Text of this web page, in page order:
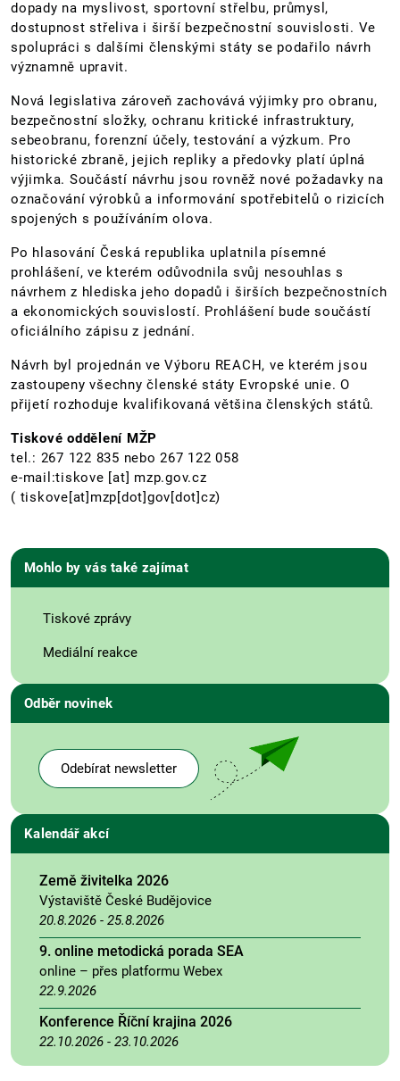
dopady na myslivost, sportovní střelbu, průmysl,
dostupnost střeliva i širší bezpečnostní souvislosti. Ve
spolupráci s dalšími členskými státy se podařilo návrh
významně upravit.
Nová legislativa zároveň zachovává výjimky pro obranu,
bezpečnostní složky, ochranu kritické infrastruktury,
sebeobranu, forenzní účely, testování a výzkum. Pro
historické zbraně, jejich repliky a předovky platí úplná
výjimka. Součástí návrhu jsou rovněž nové požadavky na
označování výrobků a informování spotřebitelů o rizicích
spojených s používáním olova.
Po hlasování Česká republika uplatnila písemné
prohlášení, ve kterém odůvodnila svůj nesouhlas s
návrhem z hlediska jeho dopadů i širších bezpečnostních
a ekonomických souvislostí. Prohlášení bude součástí
oficiálního zápisu z jednání.
Návrh byl projednán ve Výboru REACH, ve kterém jsou
zastoupeny všechny členské státy Evropské unie. O
přijetí rozhoduje kvalifikovaná většina členských států.
Tiskové oddělení MŽP
tel.: 267 122 835 nebo 267 122 058
e-mail:tiskove [at] mzp.gov.cz
( tiskove[at]mzp[dot]gov[dot]cz)
Mohlo by vás také zajímat
Tiskové zprávy
Mediální reakce
Odběr novinek
Odebírat newsletter
Kalendář akcí
Země živitelka 2026
Výstaviště České Budějovice
20.8.2026 - 25.8.2026
9. online metodická porada SEA
online – přes platformu Webex
22.9.2026
Konference Říční krajina 2026
22.10.2026 - 23.10.2026